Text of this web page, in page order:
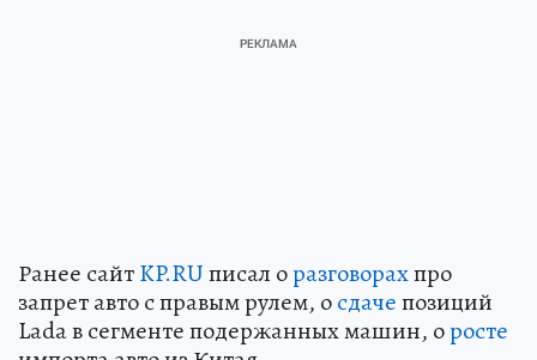
Ранее сайтKP.RUписал оразговорахпро
запрет авто с правым рулем, осдачепозиций
Lada в сегменте подержанных машин, оросте